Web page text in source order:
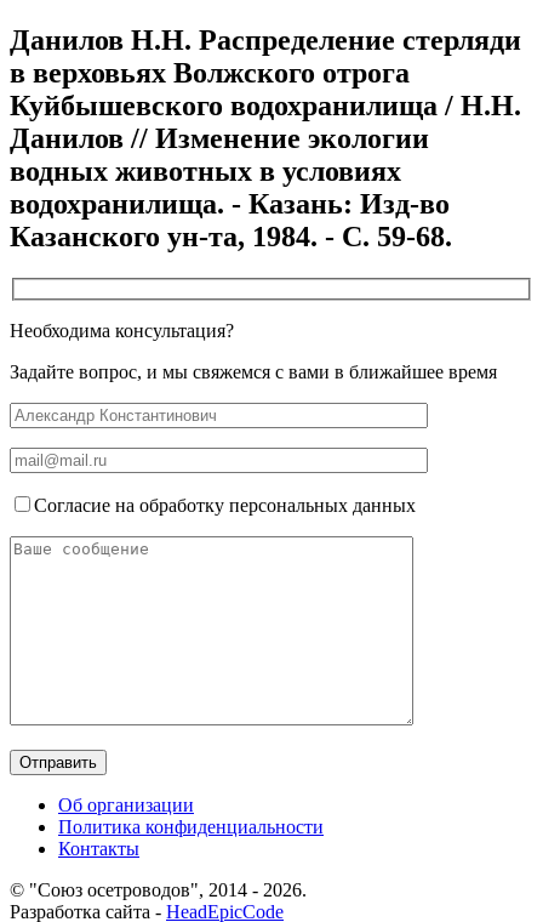
Данилов Н.Н. Распределение стерляди
в верховьях Волжского отрога
Куйбышевского водохранилища / Н.Н.
Данилов // Изменение экологии
водных животных в условиях
водохранилища. - Казань: Изд-во
Казанского ун-та, 1984. - С. 59-68.
Необходима консультация?
Задайте вопрос, и мы свяжемся с вами в ближайшее время
Согласие на обработку персональных данных
Об организации
Политика конфиденциальности
Контакты
© "Союз осетроводов", 2014 - 2026.
Разработка сайта - HeadEpicCode